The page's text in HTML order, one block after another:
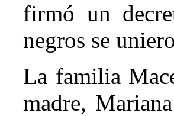
firmó un
negros se
La familia
madre,